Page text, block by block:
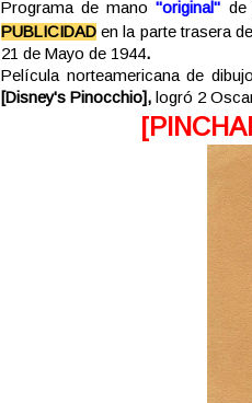
Programa de mano"original"
PUBLICIDAD en la parte trasera
21 de Mayo de 1944.
Película norteamericana de
[Disney's Pinocchio], logró 2